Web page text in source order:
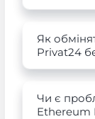
Як
Privat24
Чи є
Ethereum